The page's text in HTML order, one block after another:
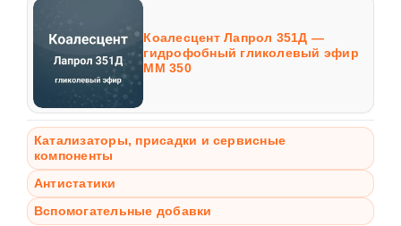
Коалесцент Лапрол 351Д —
гидрофобный гликолевый эфир
ММ 350
Катализаторы, присадки и сервисные
компоненты
Антистатики
Вспомогательные добавки